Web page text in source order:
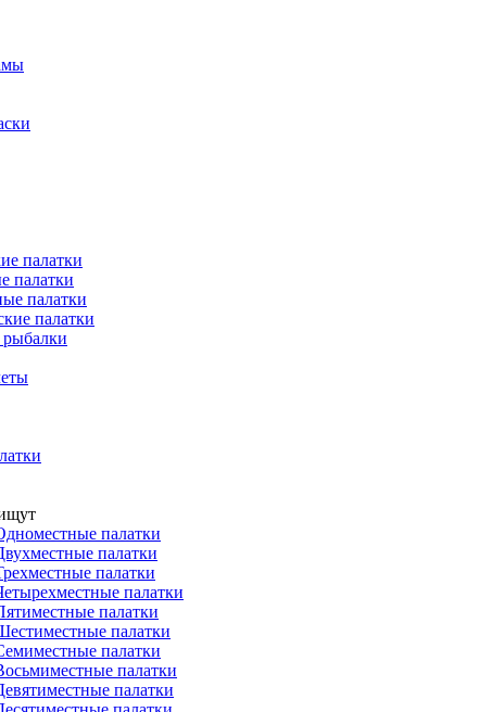
палатки
палатки
палатки
палатки
рыбалки
палатки
палатки
палатки
палатки
палатки
палатки
палатки
палатки
палатки